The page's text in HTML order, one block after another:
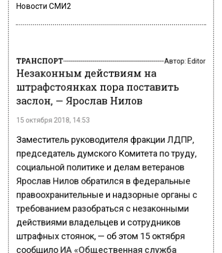
Новости СМИ2
ТРАНСПОРТ Автор:Editor
Незаконным действиям на
штрафстоянках пора поставить
заслон, — Ярослав Нилов
15 октября 2018, 14:53
Заместитель руководителя фракции ЛДПР,
председатель думского Комитета по труду,
социальной политике и делам ветеранов
Ярослав Нилов обратился в федеральные
правоохранительные и надзорные органы с
требованием разобраться с незаконными
действиями владельцев и сотрудников
штрафных стоянок, — об этом 15 октября
сообщилоИА «Общественная служба